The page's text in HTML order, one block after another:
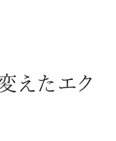
えたエク